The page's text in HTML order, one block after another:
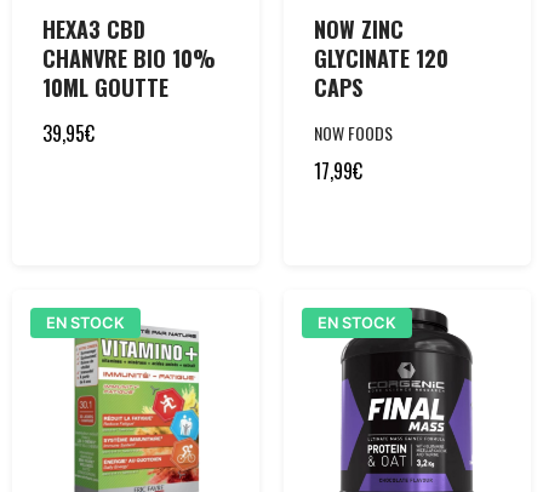
HEXA3 CBD
CHANVRE BIO 10%
10ML GOUTTE
39,95€
NOW ZINC
GLYCINATE 120
CAPS
NOW FOODS
17,99€
EN STOCK EN STOCK